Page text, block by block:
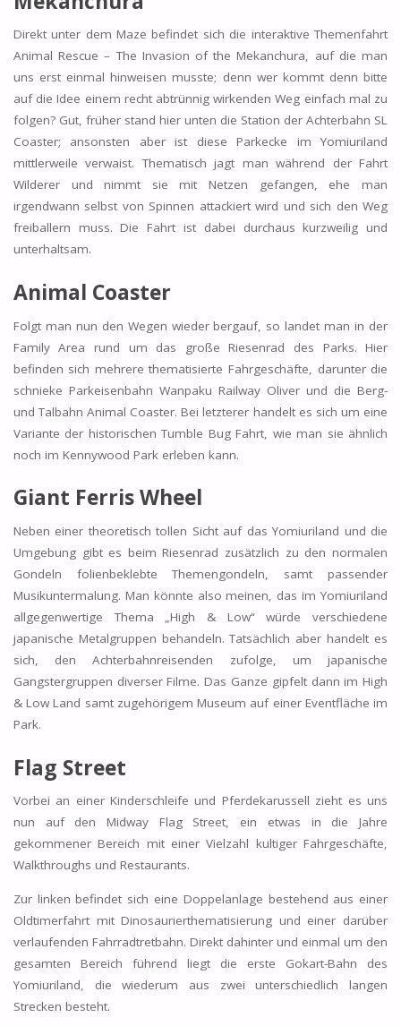
Direkt unter dem Maze befindet sich die interaktive Themenfahrt
Animal Rescue – The Invasion of the Mekanchura, auf die man
uns erst einmal hinweisen musste; denn wer kommt denn bitte
auf die Idee einem recht abtrünnig wirkenden Weg einfach mal zu
folgen? Gut, früher stand hier unten die Station der Achterbahn SL
Coaster; ansonsten aber ist diese Parkecke im Yomiuriland
mittlerweile verwaist. Thematisch jagt man während der Fahrt
Wilderer und nimmt sie mit Netzen gefangen, ehe man
irgendwann selbst von Spinnen attackiert wird und sich den Weg
freiballern muss. Die Fahrt ist dabei durchaus kurzweilig und
unterhaltsam.
Animal Coaster
Folgt man nun den Wegen wieder bergauf, so landet man in der
Family Area rund um das große Riesenrad des Parks. Hier
befinden sich mehrere thematisierte Fahrgeschäfte, darunter die
schnieke Parkeisenbahn Wanpaku Railway Oliver und die Berg-
und Talbahn Animal Coaster. Bei letzterer handelt es sich um eine
Variante der historischen Tumble Bug Fahrt, wie man sie ähnlich
noch im Kennywood Park erleben kann.
Giant Ferris Wheel
Neben einer theoretisch tollen Sicht auf das Yomiuriland und die
Umgebung gibt es beim Riesenrad zusätzlich zu den normalen
Gondeln folienbeklebte Themengondeln, samt passender
Musikuntermalung. Man könnte also meinen, das im Yomiuriland
allgegenwertige Thema „High & Low“ würde verschiedene
japanische Metalgruppen behandeln. Tatsächlich aber handelt es
sich, den Achterbahnreisenden zufolge, um japanische
Gangstergruppen diverser Filme. Das Ganze gipfelt dann im High
& Low Land samt zugehörigem Museum auf einer Eventfläche im
Park.
Flag Street
Vorbei an einer Kinderschleife und Pferdekarussell zieht es uns
nun auf den Midway Flag Street, ein etwas in die Jahre
gekommener Bereich mit einer Vielzahl kultiger Fahrgeschäfte,
Walkthroughs und Restaurants.
Zur linken befindet sich eine Doppelanlage bestehend aus einer
Oldtimerfahrt mit Dinosaurierthematisierung und einer darüber
verlaufenden Fahrradtretbahn. Direkt dahinter und einmal um den
gesamten Bereich führend liegt die erste Gokart-Bahn des
Yomiuriland, die wiederum aus zwei unterschiedlich langen
Strecken besteht.